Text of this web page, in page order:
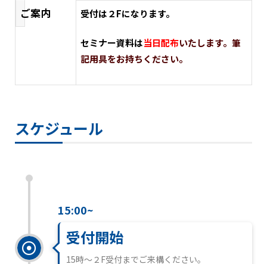
ご案内 受付は２Fになります。
セミナー資料は当日配布いたします。筆
記用具をお持ちください。
スケジュール
15:00~
受付開始
15時～２F受付までご来構ください。